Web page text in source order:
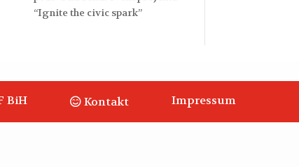
“Ignite the civic spark”
BiH Kontakt Impressum